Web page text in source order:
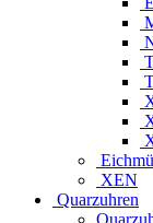
XEN
Quarzuhren